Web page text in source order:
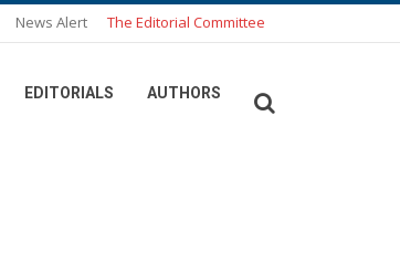
News Alert The Editorial Committee
EDITORIALS AUTHORS